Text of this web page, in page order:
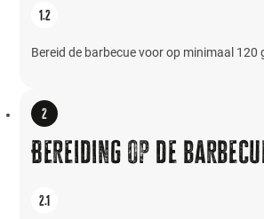
Bereid de barbecue voor op minimaal
Bereiding op de